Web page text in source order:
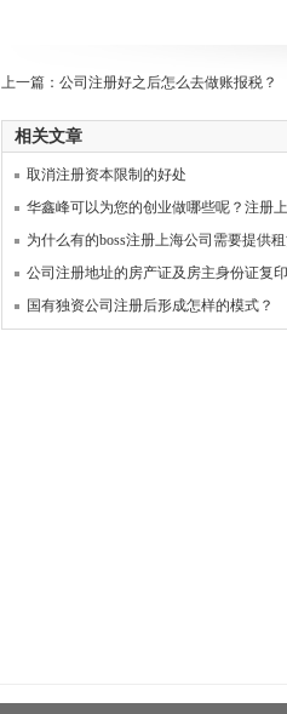
上一篇： 公司注册好之后怎么去做账报税？
相关文章
取消注册资本限制的好处
华鑫峰可以为您的创业做哪些呢？注册
为什么有的boss注册上海公司需要提供
公司注册地址的房产证及房主身份证复
国有独资公司注册后形成怎样的模式？